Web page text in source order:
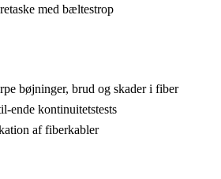
med bæltestrop
bøjninger, brud og skader i fiber
ende kontinuitetstests
af fiberkabler